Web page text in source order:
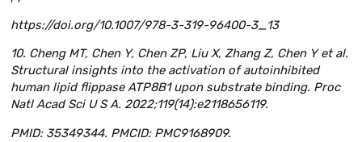
https://doi.org/10.1007/978-3-319-96400-3_13
10. Cheng MT, Chen Y, Chen ZP, Liu X, Zhang Z, Chen Y et al.
Structural insights into the activation of autoinhibited
human lipid flippase ATP8B1 upon substrate binding. Proc
Natl Acad Sci U S A. 2022;119(14):e2118656119.
PMID: 35349344. PMCID: PMC9168909.